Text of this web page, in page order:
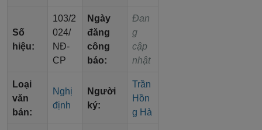
Số
hiệu:
103/2
024/
NĐ-
CP
Ngày
đăng
công
báo:
Đan
g
cập
nhật
Loại
văn
bản:
Nghị
định
Người
ký:
Trần
Hồn
g Hà